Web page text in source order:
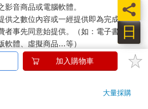
影音商品或電腦軟體。
供之數位內容或一經提供即為完成之線
者事先同意始提供。（如：電子書、電
軟體、虛擬商品…等）
生用品。（如：內衣褲、刮鬍刀、除毛
均享有到貨7天的猶豫期（含例假
日
員